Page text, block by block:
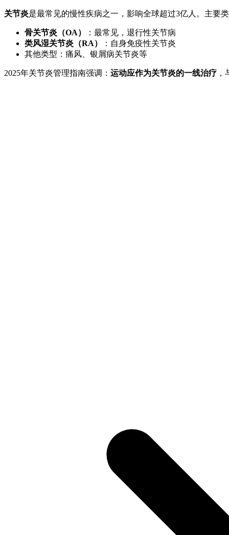
关节炎是最常见的慢性疾病之一，影响全球超过3亿人。主要
骨关节炎（OA）
：最常见，退行性关节病
类风湿关节炎（RA）
：自身免疫性关节炎
其他类型：痛风、银屑病关节炎等
2025年关节炎管理指南强调： 运动应作为关节炎的一线治疗